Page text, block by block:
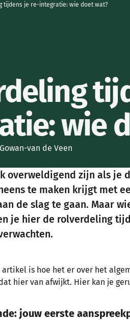
tijdens je re-integratie: wie doet wat?
wie
van de Veen
overweldigend zijn als je
te maken krijgt met
de slag te gaan. Maar
je hier de rolverdeling
is hoe het er over het
hier van afwijkt. Hier kan je
jouw eerste